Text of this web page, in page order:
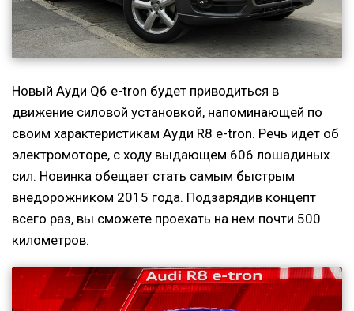
Новый Ауди Q6 e-tron будет приводиться в
движение силовой установкой, напоминающей по
своим характеристикам Ауди R8 e-tron. Речь идет об
электромоторе, с ходу выдающем 606 лошадиных
сил. Новинка обещает стать самым быстрым
внедорожником 2015 года. Подзарядив концепт
всего раз, вы сможете проехать на нем почти 500
километров.